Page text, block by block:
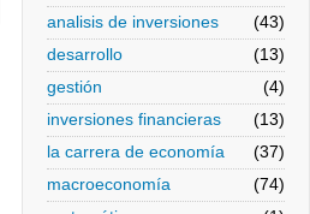
analisis de inversiones
(43)
desarrollo
(13)
gestión
(4)
inversiones financieras
(13)
la carrera de economía
(37)
macroeconomía
(74)